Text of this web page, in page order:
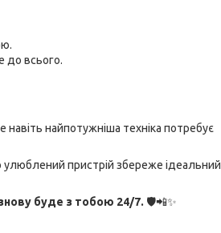
до всього.
найпотужніша техніка потребує
пристрій збереже ідеальний
буде з тобою 24/7. 🛡📲✨